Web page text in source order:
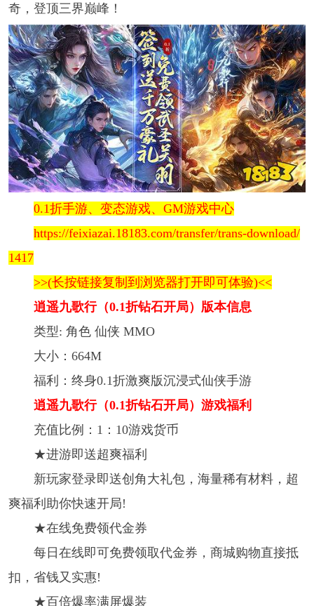
奇，登顶三界巅峰！
0.1折手游、变态游戏、GM游戏中心
https://feixiazai.18183.com/transfer/trans-download/
1417
>>(长按链接复制到浏览器打开即可体验)<<
逍遥九歌行（0.1折钻石开局）版本信息
类型: 角色 仙侠 MMO
大小：664M
福利：终身0.1折激爽版沉浸式仙侠手游
逍遥九歌行（0.1折钻石开局）游戏福利
充值比例：1：10游戏货币
★进游即送超爽福利
新玩家登录即送创角大礼包，海量稀有材料，超
爽福利助你快速开局!
★在线免费领代金券
每日在线即可免费领取代金券，商城购物直接抵
扣，省钱又实惠!
★百倍爆率满屏爆装